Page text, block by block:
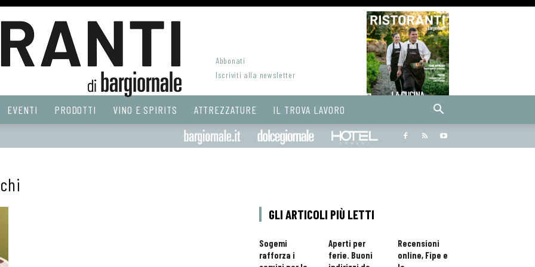
Abbonati
Iscriviti alla newsletter
EVENTI PRODOTTI VINO E SPIRITS ATTREZZATURE IL TROVA LAVORO
Bargiornale dolcegiornale
GLI ARTICOLI PIÙ LETTI
Sogemi
rafforza i
Aperti per
ferie. Buoni
Recensioni
online, Fipe e